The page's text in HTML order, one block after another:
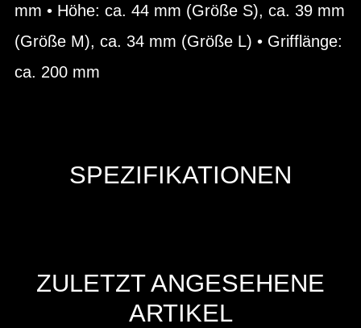
mm • Höhe: ca. 44 mm (Größe S), ca. 39 mm
(Größe M), ca. 34 mm (Größe L) • Grifflänge:
ca. 200 mm
SPEZIFIKATIONEN
ZULETZT ANGESEHENE
ARTIKEL